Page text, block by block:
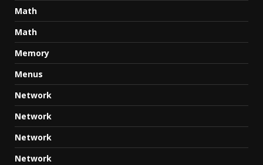
Math
Math
Memory
Menus
Network
Network
Network
Network